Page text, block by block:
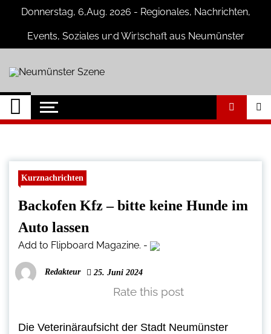
content
Donnerstag, 6,Aug. 2026 - Regionales, Nachrichten,
Events, Soziales und Wirtschaft aus Neumünster
Neumünster Szene
Neuigkeiten und Nachrichten aus
Neumünster und Umgebung
Kurznachrichten
Backofen Kfz – bitte keine Hunde im
Auto lassen
Add to Flipboard Magazine. -
Redakteur 25. Juni 2024
Rate this post
Die Veterinäraufsicht der Stadt Neumünster